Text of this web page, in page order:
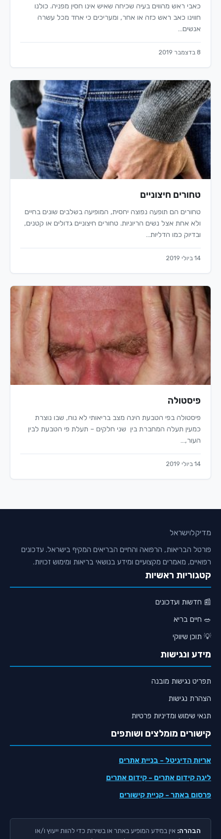
כאבי ראש מהווים בעיה שכיחה שאיש אינו חסין מפניה. כולנו
חווינו כאב ראש כזה או אחר, ומעריכים כי אחד מכל עשרה
אנשים…
8 בדצמבר 2019
טחורים חיצוניים
טחורים הם תופעה נפוצה יחסית, המופיעה בשלבים שונים בחיים
ולא אחת אצל נשים הריוניות. טחורים חיצוניים גדולים או קטנים,
ובדיוק כמו הדליות…
14 ביולי 2019
פיסטולה
פיסטולה בפי הטבעת הינה מצב בריאותי לא נוח, שבו נוצרת
כמעין תעלה המחברת בין שני חלקים – תעלת פי הטבעת לבין
העור,…
14 ביולי 2019
מדיקלוישראל
פורטל הבריאות, הרפואה והחיים הבריאים המקיף בישראל. עדכונים
רפואיים, מאמרים מקצועיים ומידע בנושאי בריאות ומימוש זכויות.
קטגוריות ראשיות
📰 חדשות ועדכונים
🥗 חיים בריא
💡 תוכן שיווקי
מידע ונגישות
תפריט נגישות מובנה
הצהרת נגישות
תנאי שימוש ומדיניות פרטיות
קישורים מומלצים ושותפים
אריות הדיגיטל - בניית אתרים
ליגה קידום אתרים - קידום אתרים
פרסום באתר - קניית קישורים
הבהרה: אין במידע המופיע באתר או בשירות כדי להוות ייעוץ ו/או